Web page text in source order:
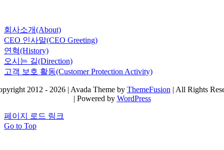
회사소개(About)
CEO 인사말(CEO Greeting)
연혁(History)
오시는 길(Direction)
고객 보호 활동(Customer Protection Activity)
2012 - 2026 | Avada Theme by ThemeFusion | All Rights
| Powered by WordPress
페이지 로드 링크
Go to Top